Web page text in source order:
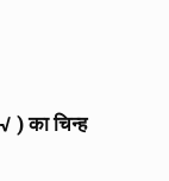
) का चिन्ह